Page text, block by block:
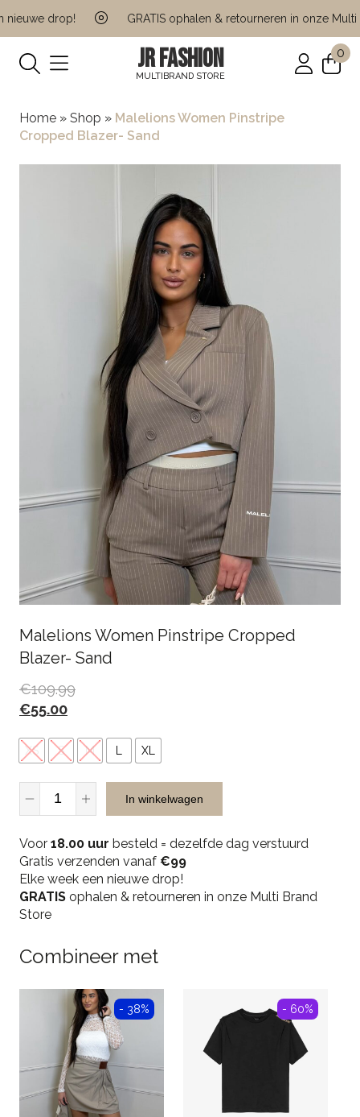
drop! GRATIS ophalen & retourneren in onze Multi
JR FASHION
MULTIBRAND STORE
0
Home » Shop » Malelions Women Pinstripe
Cropped Blazer- Sand
Malelions Women Pinstripe Cropped
Blazer- Sand
€109.99
€55.00
XS S M XL
Malelions
Women
Cropped
Blazer-
Sand
quantity
In winkelwagen
Voor 18.00 uur besteld = dezelfde dag verstuurd
Gratis verzenden vanaf €99
Elke week een nieuwe drop!
GRATIS ophalen & retourneren in onze Multi Brand
Store
Combineer met
- 38% - 60%